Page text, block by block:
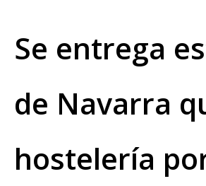
Se entrega
de Navarra
hostelería